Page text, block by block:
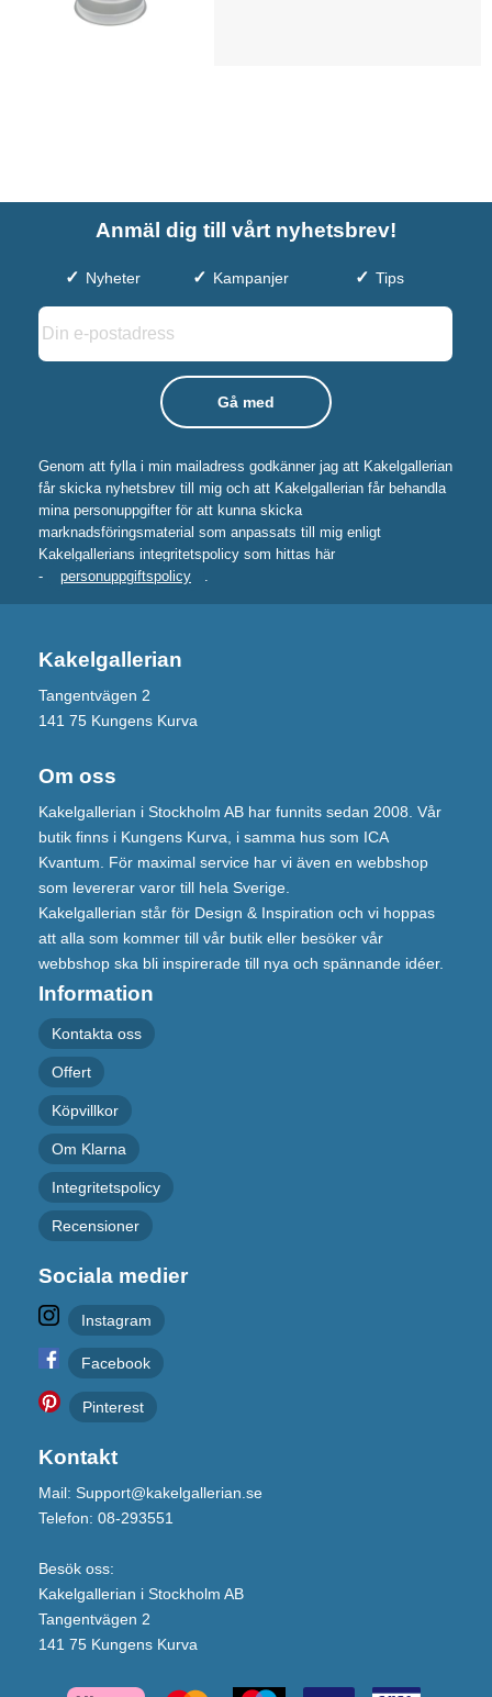
Anmäl dig till vårt nyhetsbrev!
Nyheter Kampanjer Tips
Genom att fylla i min mailadress godkänner jag att Kakelgallerian
får skicka nyhetsbrev till mig och att Kakelgallerian får behandla
mina personuppgifter för att kunna skicka
marknadsföringsmaterial som anpassats till mig enligt
Kakelgallerians integritetspolicy som hittas här
-
personuppgiftspolicy .
Kakelgallerian
Tangentvägen 2
141 75 Kungens Kurva
Om oss
Kakelgallerian i Stockholm AB har funnits sedan 2008. Vår
butik finns i Kungens Kurva, i samma hus som ICA
Kvantum. För maximal service har vi även en webbshop
som levererar varor till hela Sverige.
Kakelgallerian står för Design & Inspiration och vi hoppas
att alla som kommer till vår butik eller besöker vår
webbshop ska bli inspirerade till nya och spännande idéer.
Information
Kontakta oss
Offert
Köpvillkor
Om Klarna
Integritetspolicy
Recensioner
Sociala medier
Instagram
Facebook
Pinterest
Kontakt
Mail: Support@kakelgallerian.se
Telefon: 08-293551
Besök oss:
Kakelgallerian i Stockholm AB
Tangentvägen 2
141 75 Kungens Kurva